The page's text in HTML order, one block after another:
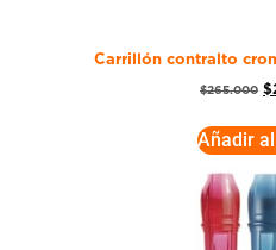
Carrillón contralto
$265.000 $
Añadir